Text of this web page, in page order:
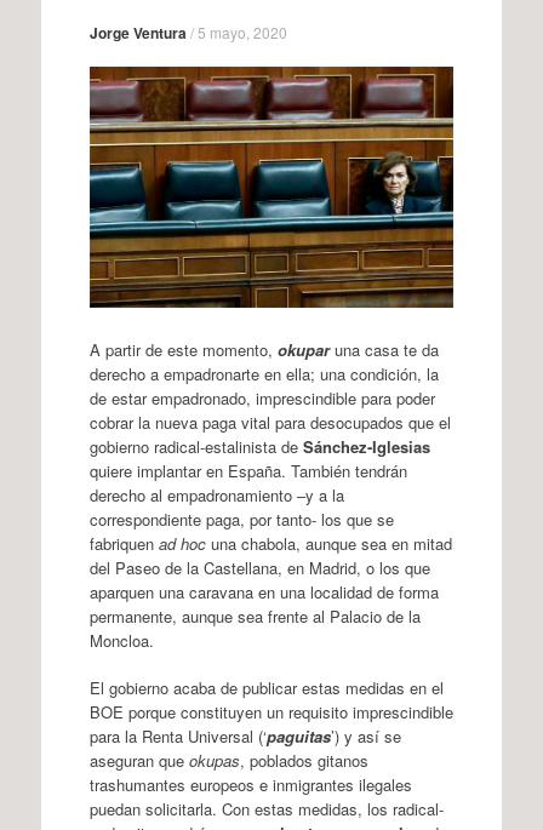
Jorge Ventura / 5 mayo, 2020
A partir de este momento, okuparuna casa te da
derecho a empadronarte en ella; una condición, la
de estar empadronado, imprescindible para poder
cobrar la nueva paga vital para desocupados que el
gobierno radical-estalinista de Sánchez-Iglesias
quiere implantar en España. También tendrán
derecho al empadronamiento –y a la
correspondiente paga, por tanto- los que se
fabriquen ad hocuna chabola, aunque sea en mitad
del Paseo de la Castellana, en Madrid, o los que
aparquen una caravana en una localidad de forma
permanente, aunque sea frente al Palacio de la
Moncloa.
El gobierno acaba de publicar estas medidas en el
BOE porque constituyen un requisito imprescindible
para la Renta Universal (‘paguitas’) y así se
aseguran que okupas, poblados gitanos
trashumantes europeos e inmigrantes ilegales
puedan solicitarla. Con estas medidas, los radical-